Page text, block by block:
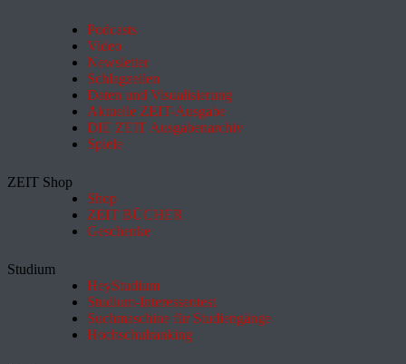
Podcasts
Video
Newsletter
Schlagzeilen
Daten und Visualisierung
Aktuelle ZEIT-Ausgabe
DIE ZEIT Ausgabenarchiv
Spiele
ZEIT Shop
Shop
ZEIT BÜCHER
Geschenke
Studium
HeyStudium
Studium-Interessentest
Suchmaschine für Studiengänge
Hochschulranking